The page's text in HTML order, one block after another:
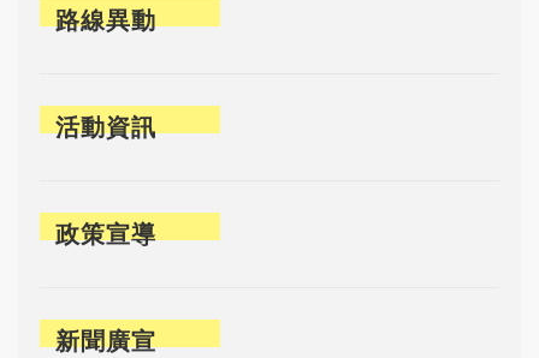
路線異動
活動資訊
政策宣導
新聞廣宣